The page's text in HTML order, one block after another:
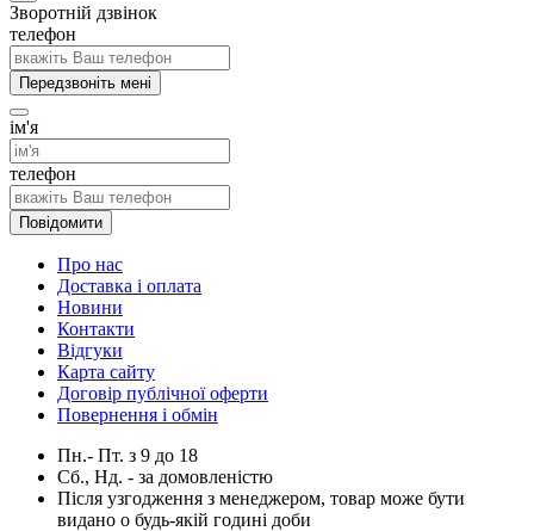
Зворотній дзвінок
телефон
Передзвоніть мені
ім'я
телефон
Повідомити
Про нас
Доставка і оплата
Новини
Контакти
Відгуки
Карта сайту
Договір публічної оферти
Повернення і обмін
Пн.- Пт. з 9 до 18
Сб., Нд. - за домовленістю
Після узгодження з менеджером, товар може бути
видано о будь-якій годині доби